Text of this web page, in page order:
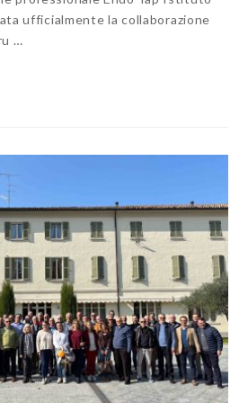
ufficialmente la collaborazione
…